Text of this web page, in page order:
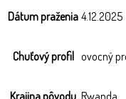
Dátum praženia 4.12.2025
Chuťový profil ovocný